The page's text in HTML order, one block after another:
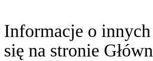
Informacje o
się na stronie